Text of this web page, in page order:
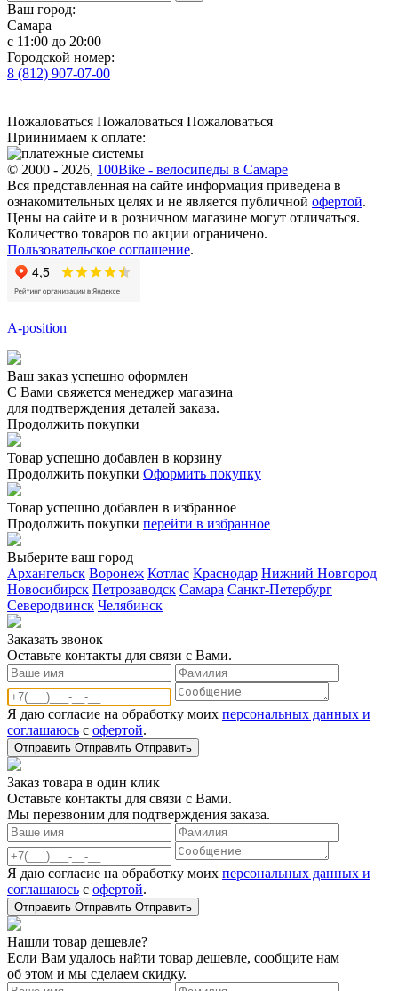
Ваш город:
Самара
с 11:00 до 20:00
Городской номер:
8 (812) 907-07-00
Пожаловаться Пожаловаться Пожаловаться
Приинимаем к оплате:
© 2000 - 2026, 100Bike - велосипеды в Самаре
Вся представленная на сайте информация приведена в
ознакомительных целях и не является публичной офертой.
Цены на сайте и в розничном магазине могут отличаться.
Количество товаров по акции ограничено.
Пользовательское соглашение.
A-position
Ваш заказ успешно оформлен
С Вами свяжется менеджер магазина
для подтверждения деталей заказа.
Продолжить покупки
Товар успешно добавлен в корзину
Продолжить покупки Оформить покупку
Товар успешно добавлен в избранное
Продолжить покупки перейти в избранное
Выберите ваш город
Архангельск Воронеж Котлас Краснодар Нижний Новгород
Новосибирск Петрозаводск Самара Санкт-Петербург
Северодвинск Челябинск
Заказать звонoк
Оставьте контакты для связи с Вами.
Я даю согласие на обработку моих персональных данных и
соглашаюсь с офертой.
Отправить Отправить Отправить
Заказ товара в один клик
Оставьте контакты для связи с Вами.
Мы перезвоним для подтверждения заказа.
Я даю согласие на обработку моих персональных данных и
соглашаюсь с офертой.
Отправить Отправить Отправить
Нашли товар дешевле?
Если Вам удалось найти товар дешевле, сообщите нам
об этом и мы сделаем скидку.